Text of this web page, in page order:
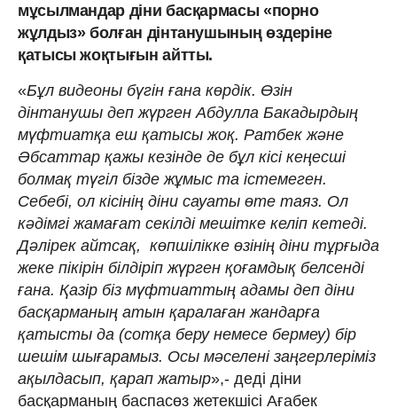
мұсылмандар діни басқармасы «порно
жұлдыз» болған дінтанушының өздеріне
қатысы жоқтығын айтты.
«Бұл видеоны бүгін ғана көрдік. Өзін
дінтанушы деп жүрген Абдулла Бакадырдың
мүфтиатқа еш қатысы жоқ. Ратбек және
Әбсаттар қажы кезінде де бұл кісі кеңесші
болмақ түгіл бізде жұмыс та істемеген.
Себебі, ол кісінің діни сауаты өте таяз. Ол
кәдімгі жамағат секілді мешітке келіп кетеді.
Дәлірек айтсақ, көпшілікке өзінің діни тұрғыда
жеке пікірін білдіріп жүрген қоғамдық белсенді
ғана. Қазір біз мүфтиаттың адамы деп діни
басқарманың атын қаралаған жандарға
қатысты да (сотқа беру немесе бермеу) бір
шешім шығарамыз. Осы мәселені заңгерлеріміз
ақылдасып, қарап жатыр»,- деді діни
басқарманың баспасөз жетекшісі Ағабек